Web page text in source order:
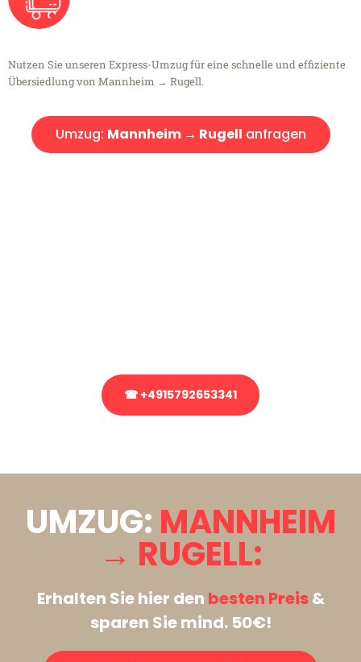
Nutzen Sie unseren Express-Umzug für eine schnelle und effiziente
Übersiedlung von Mannheim → Rugell.
Umzug: Mannheim → Rugell anfragen
☎ +4915792653341
UMZUG: MANNHEIM
→ RUGELL:
Erhalten Sie hier den besten Preis&
sparen Sie mind. 50€!